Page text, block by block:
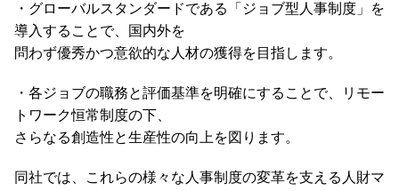
・グローバルスタンダードである「ジョブ型人事制度」を
導入することで、国内外を
問わず優秀かつ意欲的な人材の獲得を目指します。
・各ジョブの職務と評価基準を明確にすることで、リモー
トワーク恒常制度の下、
さらなる創造性と生産性の向上を図ります。
同社では、これらの様々な人事制度の変革を支える人財マ